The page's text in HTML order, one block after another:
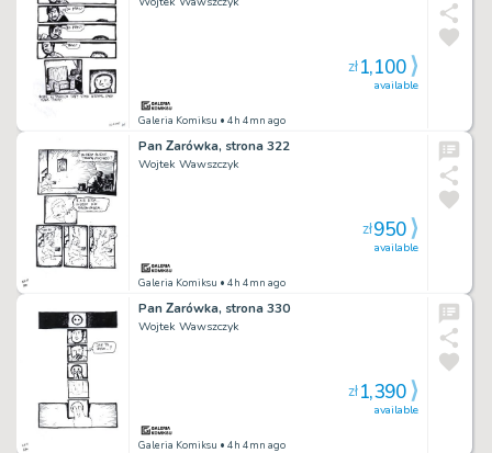
Galeria Komiksu • 4h 4mn ago
available
zł1,100
Pan Żarówka, strona 322
Wojtek Wawszczyk
Galeria Komiksu • 4h 4mn ago
available
zł950
Pan Żarówka, strona 330
Wojtek Wawszczyk
Galeria Komiksu • 4h 4mn ago
available
zł1,390